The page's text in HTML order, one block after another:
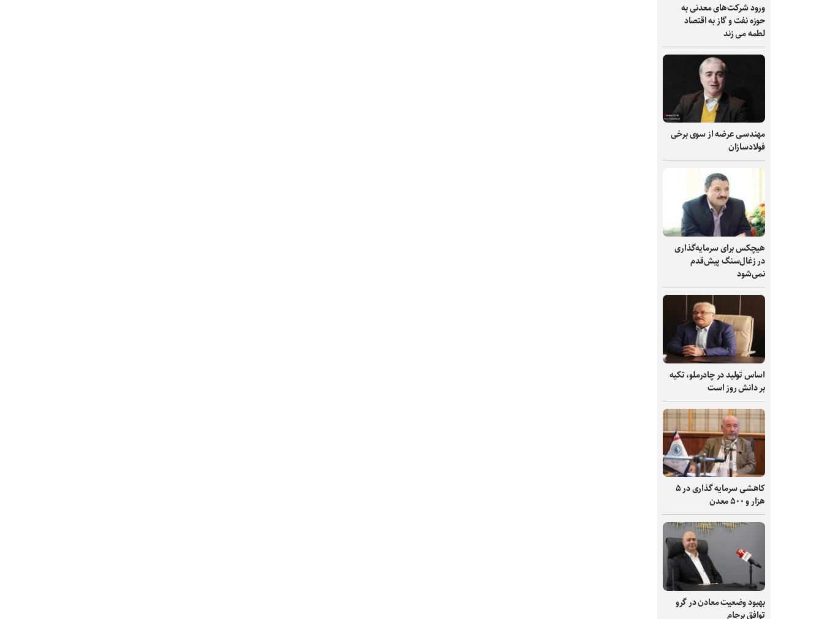
ورود شرکت‌های معدنی به
حوزه نفت و گاز به اقتصاد
لطمه می زند
مهندسی عرضه از سوی برخی
فولادسازان
هیچکس برای سرمایه‌گذاری
در زغال‌سنگ پیش‌قدم
نمی‌شود
اساس تولید در چادرملو، تکیه
بر دانش‌ روز است
کاهشی سرمایه گذاری در ۵
هزار و ۵۰۰ معدن
بهبود وضعیت معادن در گرو
توافق برجام